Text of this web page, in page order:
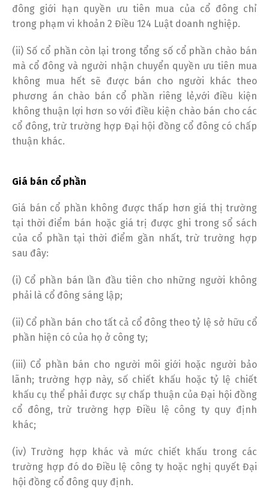
đông giới hạn quyền ưu tiên mua của cổ đông chỉ
trong phạm vi khoản 2 Điều 124 Luật doanh nghiệp.
(ii) Số cổ phần còn lại trong tổng số cổ phần chào bán
mà cổ đông và người nhận chuyển quyền ưu tiên mua
không mua hết sẽ được bán cho người khác theo
phương án chào bán cổ phần riêng lẻ,với điều kiện
không thuận lợi hơn so với điều kiện chào bán cho các
cổ đông, trừ trường hợp Đại hội đồng cổ đông có chấp
thuận khác.
Giá bán cổ phần
Giá bán cổ phần không được thấp hơn giá thị trường
tại thời điểm bán hoặc giá trị được ghi trong sổ sách
của cổ phần tại thời điểm gần nhất, trừ trường hợp
sau đây:
(i) Cổ phần bán lần đầu tiên cho những người không
phải là cổ đông sáng lập;
(ii) Cổ phần bán cho tất cả cổ đông theo tỷ lệ sở hữu cổ
phần hiện có của họ ở công ty;
(iii) Cổ phần bán cho người môi giới hoặc người bảo
lãnh; trường hợp này, số chiết khấu hoặc tỷ lệ chiết
khấu cụ thể phải được sự chấp thuận của Đại hội đồng
cổ đông, trừ trường hợp Điều lệ công ty quy định
khác;
(iv) Trường hợp khác và mức chiết khấu trong các
trường hợp đó do Điều lệ công ty hoặc nghị quyết Đại
hội đồng cổ đông quy định.